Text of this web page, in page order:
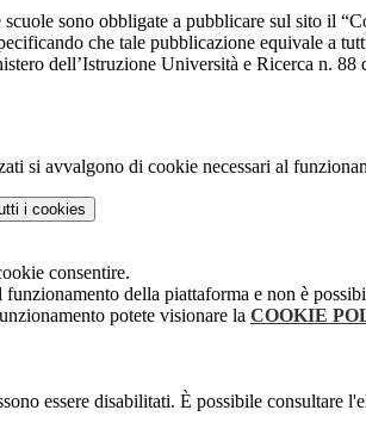
sono obbligate a pubblicare sul sito il
che tale pubblicazione equivale a
dell’Istruzione Università e Ricerca n.
si avvalgono di cookie necessari al
i cookies
consentire.
della piattaforma e non è
potete visionare la COOKIE
essere disabilitati. È possibile consultare